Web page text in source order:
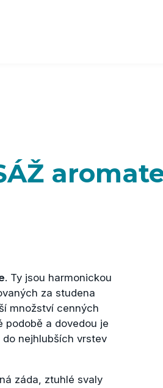
. Ty jsou harmonickou
za studena
množství cenných
podobě a dovedou je
nejhlubších vrstev
záda, ztuhlé svaly